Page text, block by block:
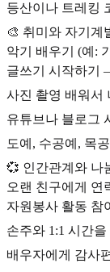
등산이나 트레킹
🎨 취미와 자기계
악기 배우기 (예:
글쓰기 시작하기
사진 촬영 배워서
유튜브나 블로그
도예, 수공예, 목
💞 인간관계와 나
오랜 친구에게 연
자원봉사 활동 참
손주와 1:1 시간을
배우자에게 감사